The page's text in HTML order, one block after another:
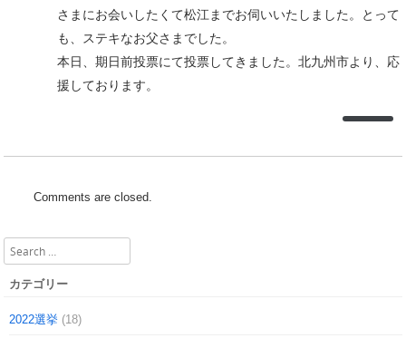
さまにお会いしたくて松江までお伺いいたしました。とって
も、ステキなお父さまでした。
本日、期日前投票にて投票してきました。北九州市より、応
援しております。
Comments are closed.
Search
カテゴリー
2022選挙 (18)